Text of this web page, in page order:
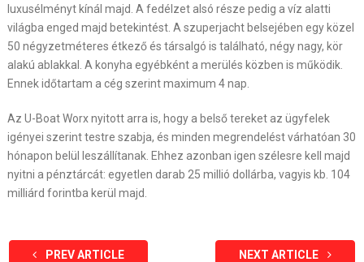
luxusélményt kínál majd. A fedélzet alsó része pedig a víz alatti
világba enged majd betekintést. A szuperjacht belsejében egy közel
50 négyzetméteres étkező és társalgó is található, négy nagy, kör
alakú ablakkal. A konyha egyébként a merülés közben is működik.
Ennek időtartam a cég szerint maximum 4 nap.
Az U-Boat Worx nyitott arra is, hogy a belső tereket az ügyfelek
igényei szerint testre szabja, és minden megrendelést várhatóan 30
hónapon belül leszállítanak. Ehhez azonban igen szélesre kell majd
nyitni a pénztárcát: egyetlen darab 25 millió dollárba, vagyis kb. 104
milliárd forintba kerül majd.
PREV ARTICLE NEXT ARTICLE